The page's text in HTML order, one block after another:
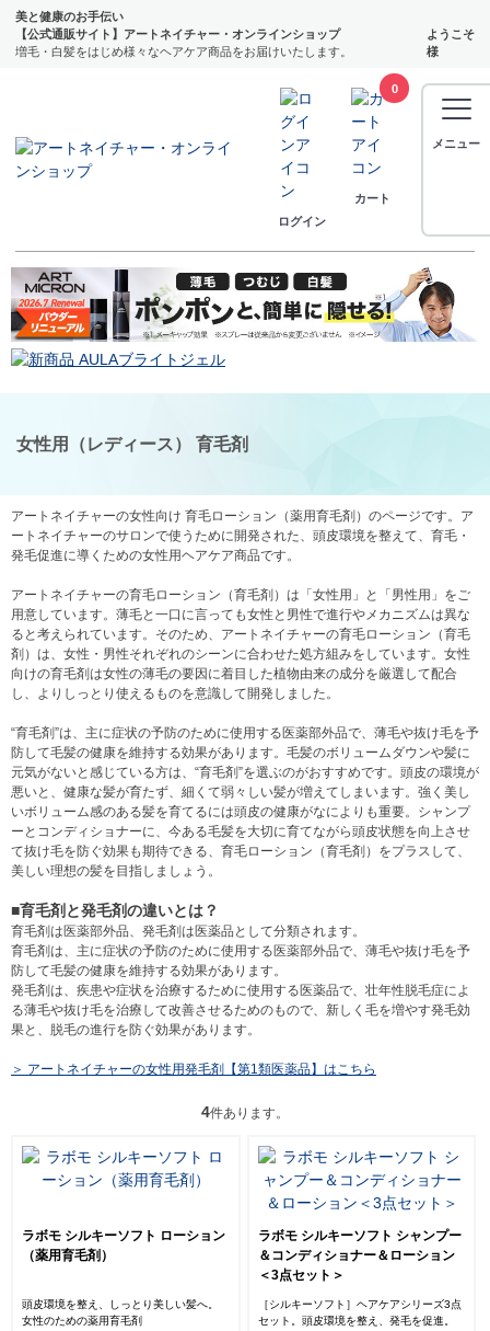
美と健康のお手伝い
【公式通販サイト】アートネイチャー・オンラインショップ
増毛・白髪をはじめ様々なヘアケア商品をお届けいたします。
ようこそ
様
ログイン
0
カート
メニュー
女性用（レディース） 育毛剤
アートネイチャーの女性向け 育毛ローション（薬用育毛剤）のページです。ア
ートネイチャーのサロンで使うために開発された、頭皮環境を整えて、育毛・
発毛促進に導くための女性用ヘアケア商品です。
アートネイチャーの育毛ローション（育毛剤）は「女性用」と「男性用」をご
用意しています。薄毛と一口に言っても女性と男性で進行やメカニズムは異な
ると考えられています。そのため、アートネイチャーの育毛ローション（育毛
剤）は、女性・男性それぞれのシーンに合わせた処方組みをしています。女性
向けの育毛剤は女性の薄毛の要因に着目した植物由来の成分を厳選して配合
し、よりしっとり使えるものを意識して開発しました。
“育毛剤”は、主に症状の予防のために使用する医薬部外品で、薄毛や抜け毛を予
防して毛髪の健康を維持する効果があります。毛髪のボリュームダウンや髪に
元気がないと感じている方は、“育毛剤”を選ぶのがおすすめです。頭皮の環境が
悪いと、健康な髪が育たず、細くて弱々しい髪が増えてしまいます。強く美し
いボリューム感のある髪を育てるには頭皮の健康がなによりも重要。シャンプ
ーとコンディショナーに、今ある毛髪を大切に育てながら頭皮状態を向上させ
て抜け毛を防ぐ効果も期待できる、育毛ローション（育毛剤）をプラスして、
美しい理想の髪を目指しましょう。
■育毛剤と発毛剤の違いとは？
育毛剤は医薬部外品、発毛剤は医薬品として分類されます。
育毛剤は、主に症状の予防のために使用する医薬部外品で、薄毛や抜け毛を予
防して毛髪の健康を維持する効果があります。
発毛剤は、疾患や症状を治療するために使用する医薬品で、壮年性脱毛症によ
る薄毛や抜け毛を治療して改善させるためのもので、新しく毛を増やす発毛効
果と、脱毛の進行を防ぐ効果があります。
＞ アートネイチャーの女性用発毛剤【第1類医薬品】はこちら
4件あります。
ラボモ シルキーソフト ローション
（薬用育毛剤）
頭皮環境を整え、しっとり美しい髪へ。
女性のための薬用育毛剤
ラボモ シルキーソフト シャンプー
＆コンディショナー＆ローション
＜3点セット＞
［シルキーソフト］ヘアケアシリーズ3点
セット。頭皮環境を整え、発毛を促進。